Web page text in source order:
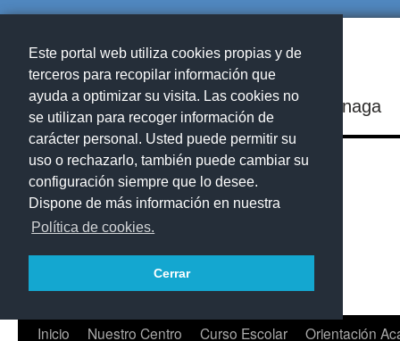
Este portal web utiliza cookies propias y de
terceros para recopilar información que
ayuda a optimizar su visita. Las cookies no
se utilizan para recoger información de
carácter personal. Usted puede permitir su
uso o rechazarlo, también puede cambiar su
configuración siempre que lo desee.
Dispone de más información en nuestra
Política de cookies.
Cerrar
IES Playa de Arinaga
Saltar
Inicio Nuestro Centro Curso Escolar
Orientación